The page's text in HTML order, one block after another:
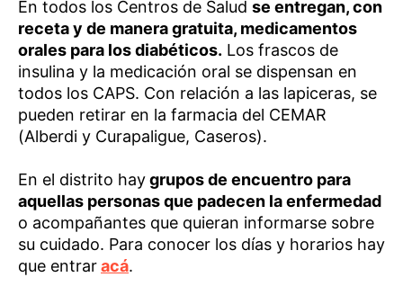
En todos los Centros de Salud se entregan, con
receta y de manera gratuita, medicamentos
orales para los diabéticos. Los frascos de
insulina y la medicación oral se dispensan en
todos los CAPS. Con relación a las lapiceras, se
pueden retirar en la farmacia del CEMAR
(Alberdi y Curapaligue, Caseros).
En el distrito haygrupos de encuentro para
aquellas personas que padecen la enfermedad
o acompañantes que quieran informarse sobre
su cuidado. Para conocer los días y horarios hay
que entraracá.